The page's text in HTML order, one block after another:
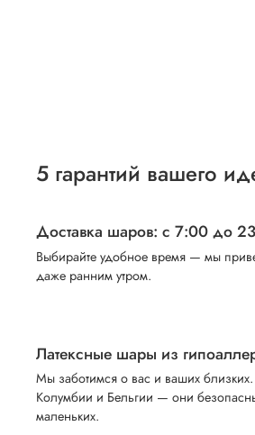
5 гарантий вашего
Доставка шаров: с 7:00 до
Выбирайте удобное время — мы
даже ранним утром.
Латексные шары из
Мы заботимся о вас и ваших
Колумбии и Бельгии — они
маленьких.